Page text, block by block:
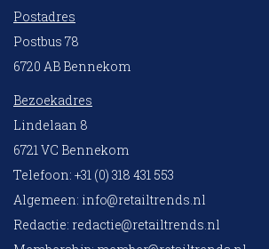
Postadres
Postbus 78
6720 AB Bennekom
Bezoekadres
Lindelaan 8
6721 VC Bennekom
Telefoon: +31 (0) 318 431 553
Algemeen: info@retailtrends.nl
Redactie: redactie@retailtrends.nl